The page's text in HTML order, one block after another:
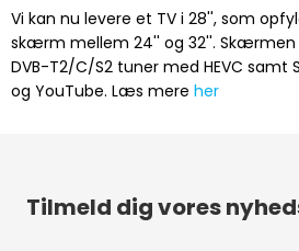
Vi kan nu levere et TV i 28'', som
skærm mellem 24'' og 32''. Skærmen
DVB-T2/C/S2 tuner med HEVC samt
og YouTube. Læs mere her
Tilmeld dig vores